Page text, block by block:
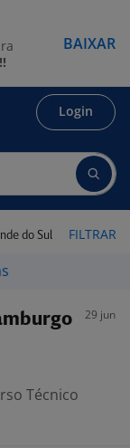
Login
do Sul FILTRAR
29 jun
Técnico
BAIXAR